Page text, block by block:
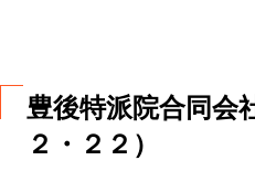
豊後特派院合同会
２・２２）